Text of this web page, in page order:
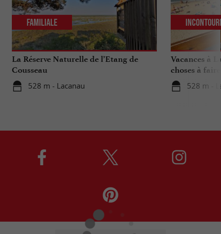
La Réserve Naturelle de l’Etang de
Cousseau
528 m - Lacanau
Familiale
Vacances à
choses à
votre séjour
528 m -